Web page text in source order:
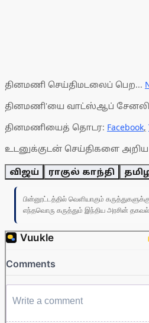
தினமணி செய்திமடலைப் பெற...
தினமணி'யை வாட்ஸ்ஆப்
தினமணியைத் தொடர: Facebook,
உடனுக்குடன் செய்திகளை அறிய
விஜய் ராகுல் காந்தி
பின்னூட்டத்தில் வெளியாகும்
எந்தவொரு கருத்தும் இந்திய அரசின் தகவல்